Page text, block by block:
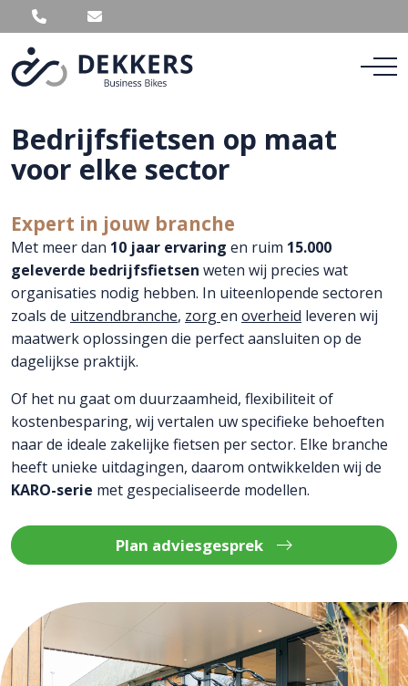
Bedrijfsfietsen op maat
voor elke sector
Expert in jouw branche
Met meer dan 10 jaar ervaring en ruim 15.000
geleverde bedrijfsfietsen weten wij precies wat
organisaties nodig hebben. In uiteenlopende sectoren
zoals de uitzendbranche, zorgen overheid leveren wij
maatwerk oplossingen die perfect aansluiten op de
dagelijkse praktijk.
Of het nu gaat om duurzaamheid, flexibiliteit of
kostenbesparing, wij vertalen uw specifieke behoeften
naar de ideale zakelijke fietsen per sector. Elke branche
heeft unieke uitdagingen, daarom ontwikkelden wij de
KARO-serie met gespecialiseerde modellen.
Plan adviesgesprek